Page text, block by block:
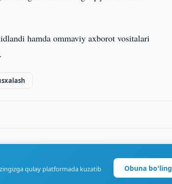
hamda ommaviy axborot vositalari
qulay platformada kuzatib
Obuna bo'ling